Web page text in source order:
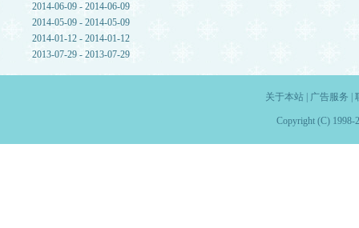
2014-06-09 - 2014-06-09
2014-05-09 - 2014-05-09
2014-01-12 - 2014-01-12
2013-07-29 - 2013-07-29
关于本站| 广告服务
Copyright (C) 1998-